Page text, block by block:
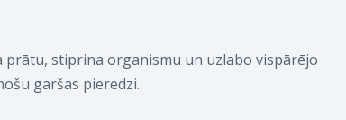
prātu, stiprina organismu un uzlabo vispārējo
garšas pieredzi.